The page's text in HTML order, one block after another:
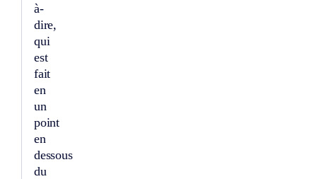
à-
dire,
qui
est
fait
en
un
point
en
dessous
du